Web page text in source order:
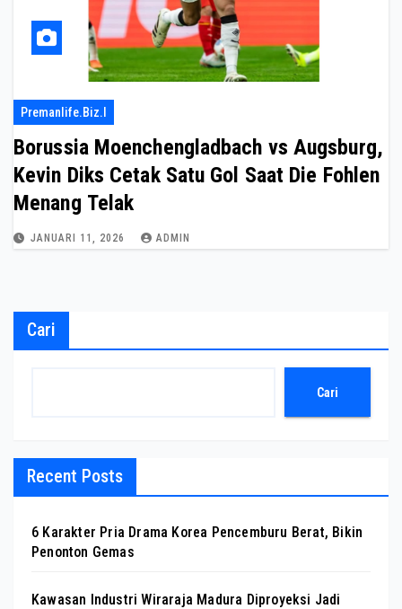
Premanlife.biz.i
Borussia Moenchengladbach vs Augsburg,
Kevin Diks Cetak Satu Gol Saat Die Fohlen
Menang Telak
JANUARI 11, 2026 ADMIN
Cari
Cari
Recent Posts
6 Karakter Pria Drama Korea Pencemburu Berat, Bikin
Penonton Gemas
Kawasan Industri Wiraraja Madura Diproyeksi Jadi